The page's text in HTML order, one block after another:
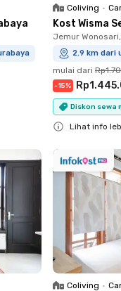
Coliving •
Kost Wisma
Jemur
2.9 km dari
mulai dari
-15%
Diskon sewa
Lihat info
Coliving •